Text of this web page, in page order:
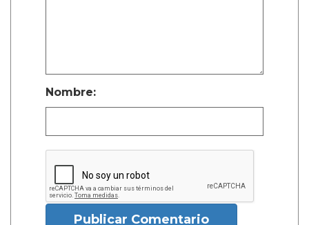
Nombre:
Publicar Comentario